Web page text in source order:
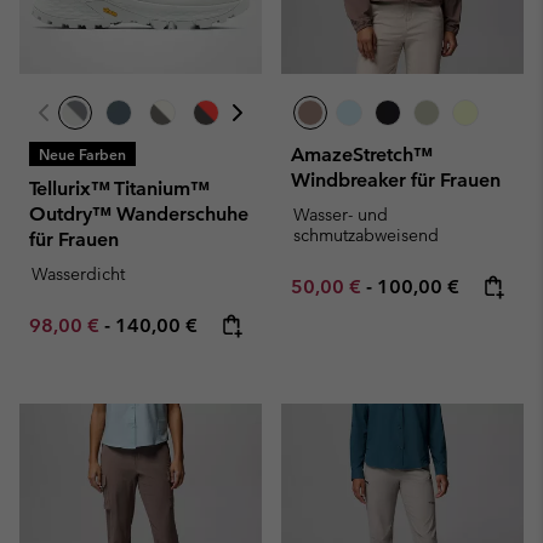
Neue Farben
Tellurix™ Titanium™
Outdry™ Wanderschuhe
für Frauen
Wasserdicht
Minimum sale price:
98,00 € - Maximum price:
140,00 €
AmazeStretch™
Windbreaker für Frauen
Wasser- und
schmutzabweisend
Minimum sale price:
50,00 € - Maximum price:
100,00 €